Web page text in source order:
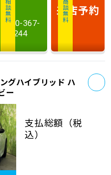
相談無料
0120-367-
244
商談無料
来店予約
グハイブリッド ハ
ー
支払総額 （税
込）